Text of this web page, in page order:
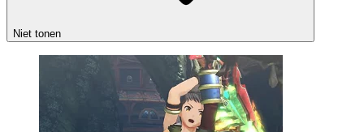
Niet tonen